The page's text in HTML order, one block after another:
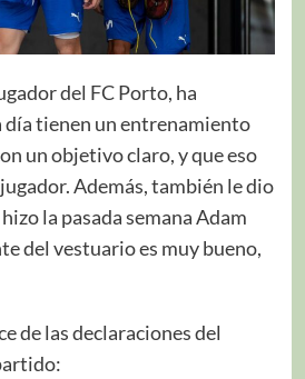
del FC Porto, ha
día tienen un entrenamiento
un objetivo claro, y que eso
Además, también le dio
la pasada semana Adam
del vestuario es muy bueno,
de las declaraciones del